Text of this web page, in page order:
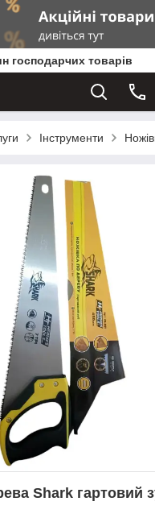
господарчих товарів
Інструменти
Shark гартовий